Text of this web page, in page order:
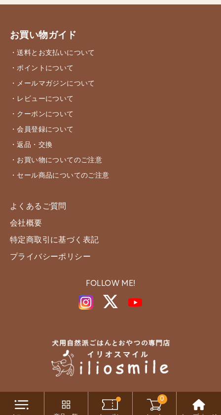
お買い物ガイド
・送料とお支払いについて
・ポイントについて
・メールマガジンについて
・レビューについて
・クーポンについて
・会員登録について
・返品・交換
・お買い物についてのご注意
・セール商品についてのご注意
よくあるご質問
会社概要
特定商取引に基づく表記
プライバシーポリシー
FOLLOW ME!
0